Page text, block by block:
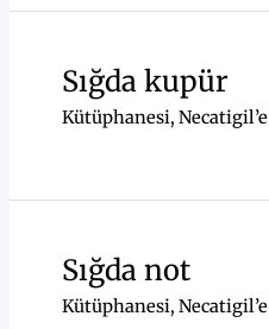
Sığda kupür
Kütüphanesi,
Sığda not
Kütüphanesi,